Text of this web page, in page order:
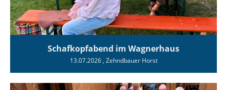
Schafkopfabend im Wagnerhaus
13.07.2026, Zehndbauer Horst